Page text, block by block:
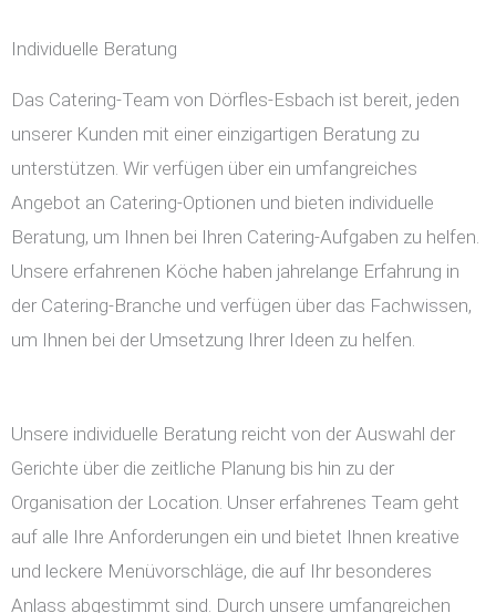
Individuelle Beratung
Das Catering-Team von Dörfles-Esbach ist bereit, jeden
unserer Kunden mit einer einzigartigen Beratung zu
unterstützen. Wir verfügen über ein umfangreiches
Angebot an Catering-Optionen und bieten individuelle
Beratung, um Ihnen bei Ihren Catering-Aufgaben zu helfen.
Unsere erfahrenen Köche haben jahrelange Erfahrung in
der Catering-Branche und verfügen über das Fachwissen,
um Ihnen bei der Umsetzung Ihrer Ideen zu helfen.
Unsere individuelle Beratung reicht von der Auswahl der
Gerichte über die zeitliche Planung bis hin zu der
Organisation der Location. Unser erfahrenes Team geht
auf alle Ihre Anforderungen ein und bietet Ihnen kreative
und leckere Menüvorschläge, die auf Ihr besonderes
Anlass abgestimmt sind. Durch unsere umfangreichen